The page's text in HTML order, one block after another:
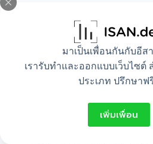
มาเป็นเพื่อนกันกับอีส
เรารับทำและออกแบบเว็บไซต์
ประเภท ปรึกษาฟ
เพิ่มเพื่อน
อย่ายกวัตถุที่หนักเกินกำลังจน
ย่อตัวลงเพื่อยกของแทนการก้
หนักทำให้หลังทรุดลงไปมากกว่
ยืนบนพื้นที่มีความมั่นคงเพียง
ใช้นิ้วรองรับไว้ใต้วัตถุเพื่อกระจ
ค่อยๆยกวัตถุขึ้นจากพื้นโดยใ
นำวัตถุเข้าไปไว้ใกล้ๆ ลำตัวเ